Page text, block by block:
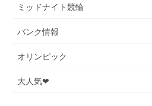
ミッドナイト競輪
バンク情報
オリンピック
大人気❤